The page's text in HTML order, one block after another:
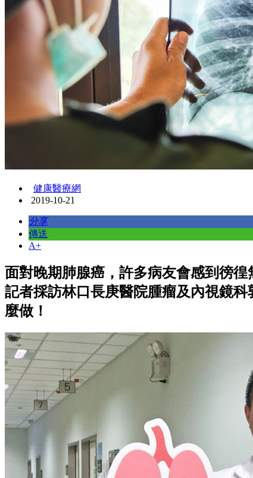
健康醫療網
2019-10-21
分享
傳送
A+
面對晚期肺腺癌，許多病友會感到徬
記者採訪林口長庚醫院腫瘤及內視鏡
麼做！